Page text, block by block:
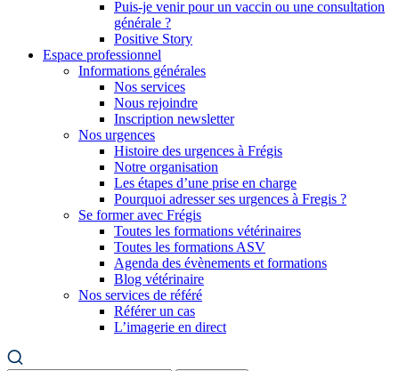
Puis-je venir pour un vaccin ou une consultation
générale ?
Positive Story
Espace professionnel
Informations générales
Nos services
Nous rejoindre
Inscription newsletter
Nos urgences
Histoire des urgences à Frégis
Notre organisation
Les étapes d’une prise en charge
Pourquoi adresser ses urgences à Fregis ?
Se former avec Frégis
Toutes les formations vétérinaires
Toutes les formations ASV
Agenda des évènements et formations
Blog vétérinaire
Nos services de référé
Référer un cas
L’imagerie en direct